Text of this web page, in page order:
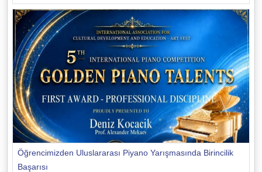
Öğrencimizden Uluslararası Piyano Yarışmasında Birincilik
Başarısı